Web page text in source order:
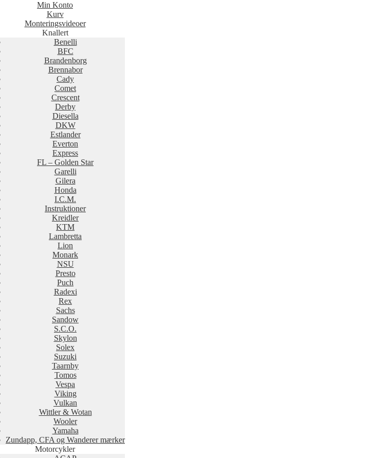
Min Konto
Kurv
Monteringsvideoer
Knallert
Benelli
BFC
Brandenborg
Brennabor
Cady
Comet
Crescent
Derby
Diesella
DKW
Estlander
Everton
Express
FL – Golden Star
Garelli
Gilera
Honda
I.C.M.
Instruktioner
Kreidler
KTM
Lambretta
Lion
Monark
NSU
Presto
Puch
Radexi
Rex
Sachs
Sandow
S.C.O.
Skylon
Solex
Suzuki
Taarnby
Tomos
Vespa
Viking
Vulkan
Wittler & Wotan
Wooler
Yamaha
Zundapp, CFA og Wanderer mærker
Motorcykler